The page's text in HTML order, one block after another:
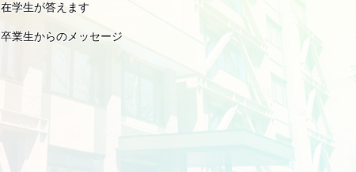
在学生が答えます
卒業生からのメッセージ